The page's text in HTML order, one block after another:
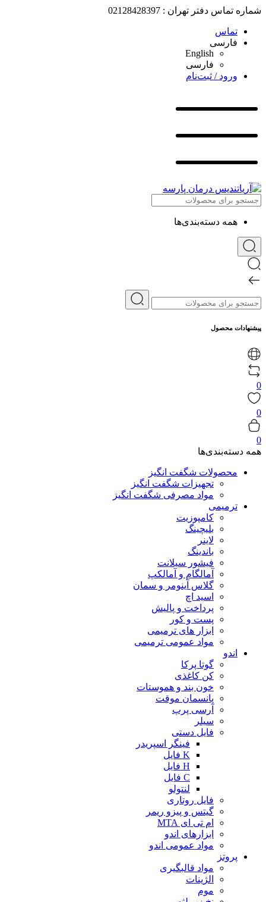
شماره تماس دفتر تهران : 02128428397
تماس
فارسی
English
فارسی
ورود / ثبت‌نام
همه دسته‌بندی‌ها
پیشنهادات محصول
0
0
0
همه دسته‌بندی‌ها
محصولات شگفت انگیز
تجهیزات شگفت انگیز
مواد مصرفی شگفت انگیز
ترمیمی
کامپوزیت
بلیچینگ
لاینر
باندینگ
فیشور سیلانت
آمالگام و آمالکپ
گلاس آینومر و سمان
اسید اچ
پرداخت و پالیش
پست و کور
ابزار های ترمیمی
مواد عمومی ترمیمی
اندو
گوتا پرکا
کن کاغذی
خون بند و هموستات
پانسمان موقت
آرسی پرپ
سیلر
فایل دستی
فینگر اسپریدر
K فایل
H فایل
C فایل
لنتولو
فایل روتاری
گیتس و پیزو ریمر
ام تی ای MTA
ابزارهای اندو
مواد عمومی اندو
پروتز
مواد قالبگیری
الژینات
موم